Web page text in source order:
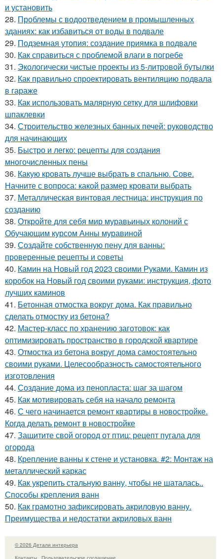
и установить
28. Проблемы с водоотведением в промышленных
зданиях: как избавиться от воды в подвале
29. Подземная утопия: создание приямка в подвале
30. Как справиться с проблемой влаги в погребе
31. Экологически чистые проекты из 5-литровой бутылки
32. Как правильно спроектировать вентиляцию подвала
в гараже
33. Как использовать малярную сетку для шлифовки
шпаклевки
34. Строительство железных банных печей: руководство
для начинающих
35. Быстро и легко: рецепты для создания
многочисленных пены
36. Какую кровать лучше выбрать в спальню. Сове.
Начните с вопроса: какой размер кровати выбрать
37. Металлическая винтовая лестница: инструкция по
созданию
38. Откройте для себя мир муравьиных колоний с
Обучающим курсом Анны муравиной
39. Создайте собственную пену для ванны:
проверенные рецепты и советы
40. Камин на Новый год 2023 своими Руками. Камин из
коробок на Новый год своими руками: инструкция, фото
лучших каминов
41. Бетонная отмостка вокруг дома. Как правильно
сделать отмостку из бетона?
42. Мастер-класс по хранению заготовок: как
оптимизировать пространство в городской квартире
43. Отмостка из бетона вокруг дома самостоятельно
своими руками. Целесообразность самостоятельного
изготовления
44. Создание дома из пенопласта: шаг за шагом
45. Как мотивировать себя на начало ремонта
46. С чего начинается ремонт квартиры в новостройке.
Когда делать ремонт в новостройке
47. Защитите свой огород от птиц: рецепт пугала для
огорода
48. Крепление ванны к стене и установка. #2: Монтаж на
металлический каркас
49. Как укрепить стальную ванну, чтобы не шаталась..
Способы крепления ванн
50. Как грамотно зафиксировать акриловую ванну.
Преимущества и недостатки акриловых ванн
© 2026 Детали интерьера
Контакты
Пользовательское соглашение